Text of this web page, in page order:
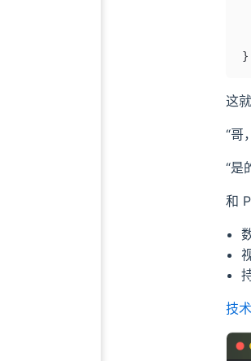
}
这
“哥
“是
和
技